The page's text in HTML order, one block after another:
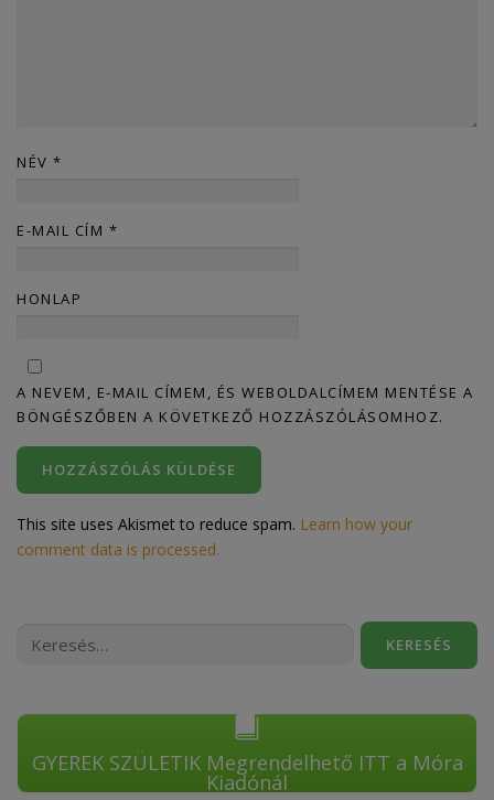
NÉV *
E-MAIL CÍM *
HONLAP
A NEVEM, E-MAIL CÍMEM, ÉS WEBOLDALCÍMEM MENTÉSE A
BÖNGÉSZŐBEN A KÖVETKEZŐ HOZZÁSZÓLÁSOMHOZ.
This site uses Akismet to reduce spam. Learn how your
comment data is processed.
Keresés:
GYEREK SZÜLETIK Megrendelhető ITT a Móra
Kiadónál